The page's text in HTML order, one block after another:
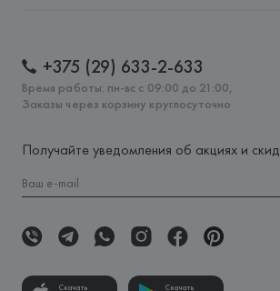
+375 (29) 633-2-633
Время работы: пн-вс с 09:00 до 21:00,
Заказы через корзину круглосуточно
Получайте уведомления об акциях и
Скачать
Скачать